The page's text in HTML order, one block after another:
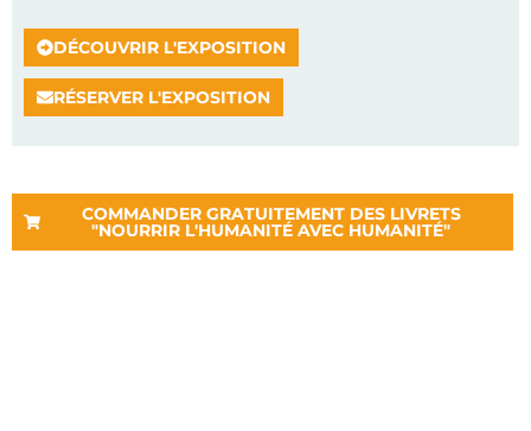
DÉCOUVRIR L'EXPOSITION
RÉSERVER L'EXPOSITION
COMMANDER GRATUITEMENT DES LIVRETS
"NOURRIR L'HUMANITÉ AVEC HUMANITÉ"